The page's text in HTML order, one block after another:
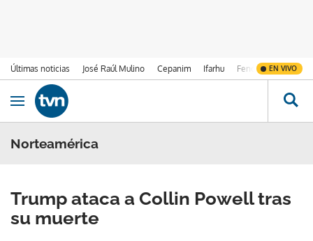
Últimas noticias José Raúl Mulino Cepanim Ifarhu Fenómeno de El
EN VIVO
Ir al contenido
Obrir navegació
Norteamérica
Trump ataca a Collin Powell tras
su muerte